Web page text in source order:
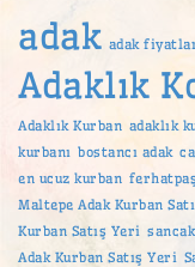
adak adak
Adaklık
Adaklık Kurban adaklık
kurbanı bostancı adak
en ucuz kurban
Maltepe Adak Kurban
Kurban Satış Yeri
Adak Kurban Satış Yeri